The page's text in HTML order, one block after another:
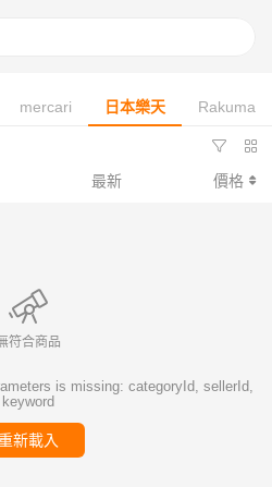
mercari 日本樂天 Rakuma
最新 價格
符合商品
is missing: categoryId, sellerId,
keyword
新載入